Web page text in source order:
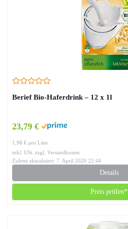
Berief Bio-Haferdrink – 12 x 1l
23,79 €
1,98 € pro Liter
inkl. USt. zzgl. Versandkosten
Zuletzt aktualisiert: 7. April 2020 22:44
Details
Preis prüfen*